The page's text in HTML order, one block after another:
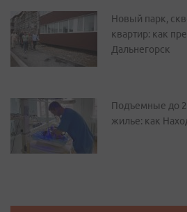
Новый парк,
квартир: как
Дальнегорск
Подъемные до
жилье: как